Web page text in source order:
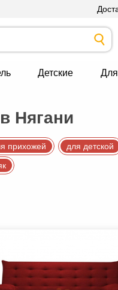
Детские
Нягани
прихожей для детской